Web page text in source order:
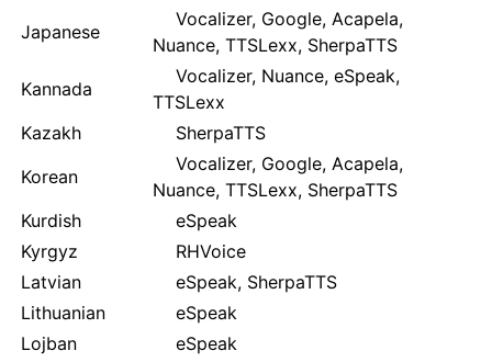
Japanese
Vocalizer, Google, Acapela,
Nuance, TTSLexx, SherpaTTS
Kannada
Vocalizer, Nuance, eSpeak,
TTSLexx
Kazakh
SherpaTTS
Korean
Vocalizer, Google, Acapela,
Nuance, TTSLexx, SherpaTTS
Kurdish
eSpeak
Kyrgyz
RHVoice
Latvian
eSpeak, SherpaTTS
Lithuanian
eSpeak
Lojban
eSpeak